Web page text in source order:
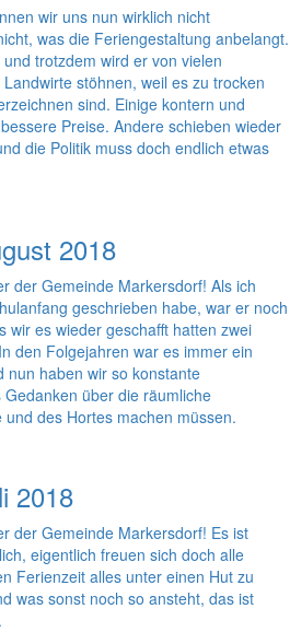
wir uns nun wirklich nicht
was die Feriengestaltung anbelangt.
trotzdem wird er von vielen
stöhnen, weil es zu trocken
sind. Einige kontern und
Preise. Andere schieben wieder
die Politik muss doch endlich etwas
2018
der Gemeinde Markersdorf! Als ich
geschrieben habe, war er noch
wir es wieder geschafft hatten zwei
den Folgejahren war es immer ein
nun haben wir so konstante
über die räumliche
des Hortes machen müssen.
2018
der Gemeinde Markersdorf! Es ist
eigentlich freuen sich doch alle
Ferienzeit alles unter einen Hut zu
was sonst noch so ansteht, das ist